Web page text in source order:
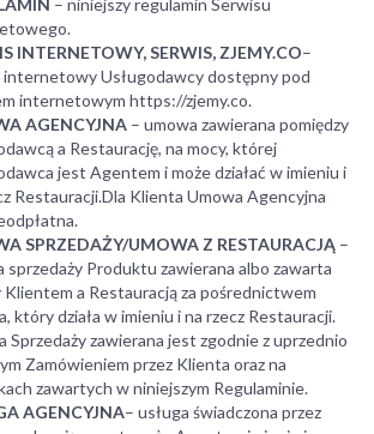
INTERNETOWY, SERWIS, ZJEMY.CO–
internetowy Usługodawcy dostępny pod
internetowym https://zjemy.co.
AGENCYJNA – umowa zawierana pomiędzy
a Restaurację, na mocy, której
jest Agentem i może działać w imieniu i
Restauracji.Dla Klienta Umowa Agencyjna
SPRZEDAŻY/UMOWA Z RESTAURACJĄ –
sprzedaży Produktu zawierana albo zawarta
Klientem a Restauracją za pośrednictwem
który działa w imieniu i na rzecz Restauracji.
Sprzedaży zawierana jest zgodnie z uprzednio
Zamówieniem przez Klienta oraz na
zawartych w niniejszym Regulaminie.
AGENCYJNA– usługa świadczona przez